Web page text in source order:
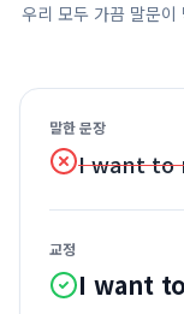
우리 모두 가끔 말문
말한 문장
I want to
교정
I want